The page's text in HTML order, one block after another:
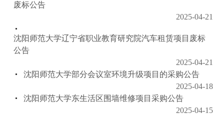
废标公告
2025-04-21
沈阳师范大学辽宁省职业教育研究院汽车租赁项目废标
公告
2025-04-21
沈阳师范大学部分会议室环境升级项目的采购公告
2025-04-18
沈阳师范大学东生活区围墙维修项目采购公告
2025-04-15